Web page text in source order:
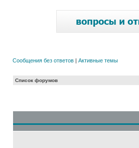
Сообщения без ответов | Активные темы
Список форумов